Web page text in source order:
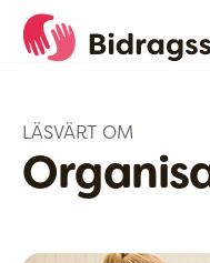
LÄSVÄRT OM